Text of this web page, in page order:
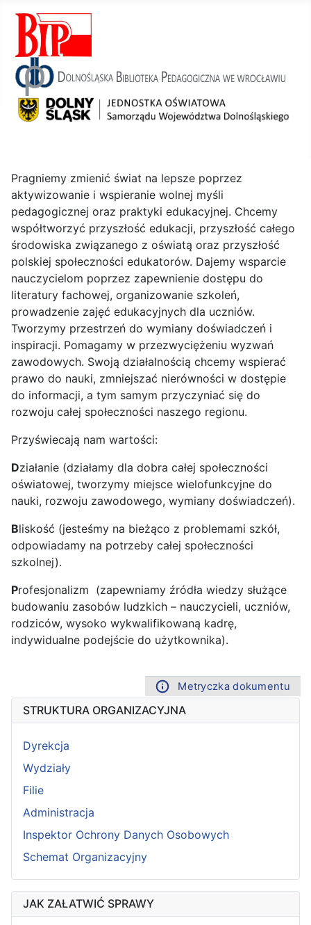
STRUKTURA ORGANIZACYJNA
Dyrekcja
Wydziały
Filie
Administracja
Inspektor Ochrony Danych Osobowych
Schemat Organizacyjny
JAK ZAŁATWIĆ SPRAWY
Pragniemy zmienić świat na lepsze poprzez
aktywizowanie i wspieranie wolnej myśli
pedagogicznej oraz praktyki edukacyjnej. Chcemy
współtworzyć przyszłość edukacji, przyszłość całego
środowiska związanego z oświatą oraz przyszłość
polskiej społeczności edukatorów. Dajemy wsparcie
nauczycielom poprzez zapewnienie dostępu do
literatury fachowej, organizowanie szkoleń,
prowadzenie zajęć edukacyjnych dla uczniów.
Tworzymy przestrzeń do wymiany doświadczeń i
inspiracji. Pomagamy w przezwyciężeniu wyzwań
zawodowych. Swoją działalnością chcemy wspierać
prawo do nauki, zmniejszać nierówności w dostępie
do informacji, a tym samym przyczyniać się do
rozwoju całej społeczności naszego regionu.
Przyświecają nam wartości:
Działanie (działamy dla dobra całej społeczności
oświatowej, tworzymy miejsce wielofunkcyjne do
nauki, rozwoju zawodowego, wymiany doświadczeń).
Bliskość (jesteśmy na bieżąco z problemami szkół,
odpowiadamy na potrzeby całej społeczności
szkolnej).
Profesjonalizm (zapewniamy źródła wiedzy służące
budowaniu zasobów ludzkich – nauczycieli, uczniów,
rodziców, wysoko wykwalifikowaną kadrę,
indywidualne podejście do użytkownika).
Metryczka dokumentu